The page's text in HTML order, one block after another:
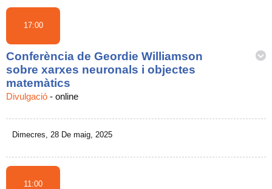
17:00
Conferència de Geordie Williamson
sobre xarxes neuronals i objectes
matemàtics
Divulgació - online
Dimecres, 28 De maig, 2025
11:00